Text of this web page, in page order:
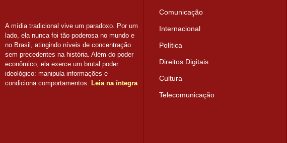
A mídia tradicional vive um paradoxo. Por um
lado, ela nunca foi tão poderosa no mundo e
no Brasil, atingindo níveis de concentração
sem precedentes na história. Além do poder
econômico, ela exerce um brutal poder
ideológico: manipula informações e
condiciona comportamentos.
Leia na íntegra
Comunicação
Internacional
Política
Direitos Digitais
Cultura
Telecomunicação